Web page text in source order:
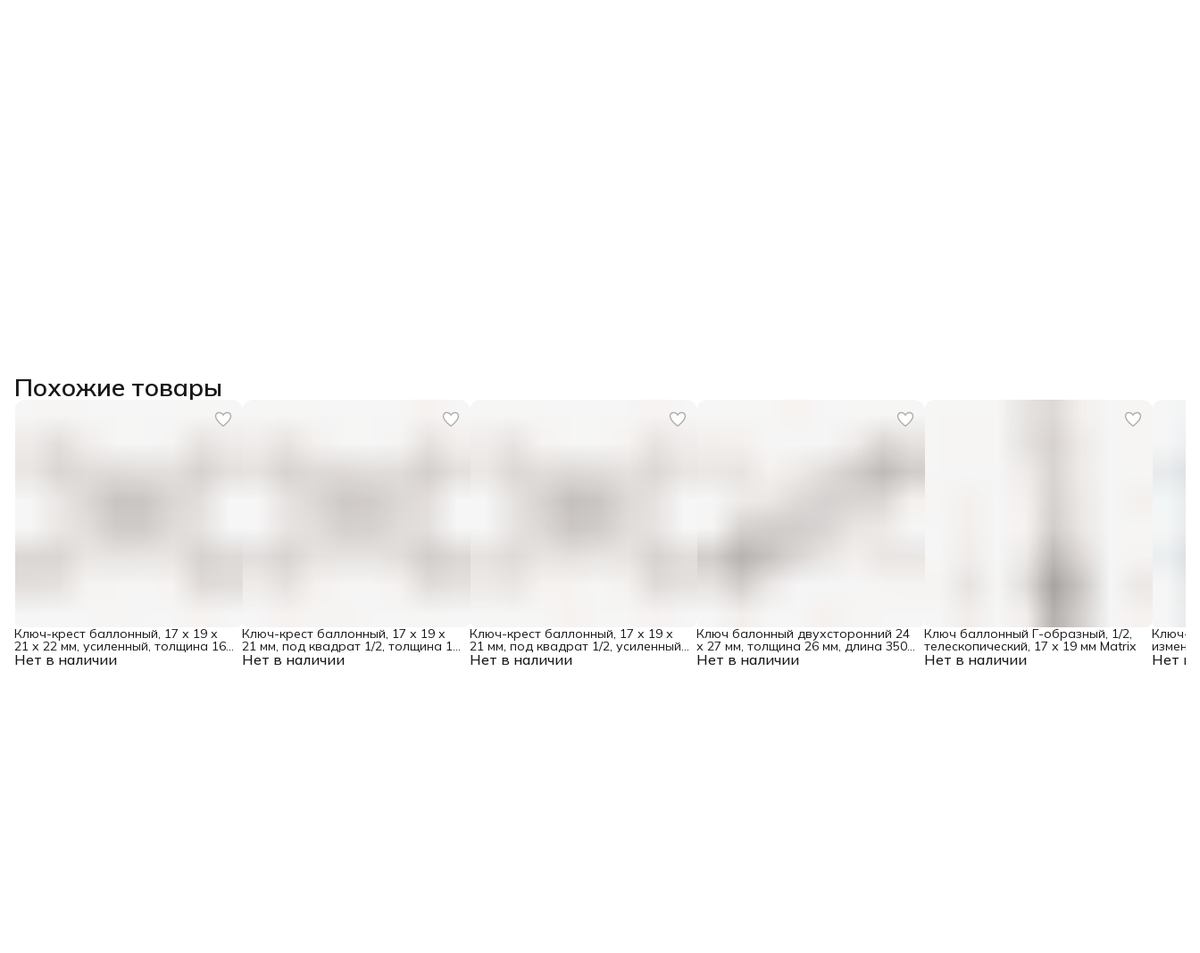
Похожие товары
Нет в наличии
Ключ-крест баллонный, 17 х 19 х
21 х 22 мм, усиленный, толщина 16
мм Matrix Professional Нет в наличии
Ключ-крест баллонный, 17 х 19 х
21 мм, под квадрат 1/2, толщина 16
мм Matrix Нет в наличии
Ключ-крест баллонный, 17 х 19 х
21 мм, под квадрат 1/2, усиленный,
толщина 16 мм Matrix Professional Нет в наличии
Ключ балонный двухсторонний 24
х 27 мм, толщина 26 мм, длина 350
мм Matrix Нет в наличии
Ключ баллонный Г-образный, 1/2,
телескопический, 17 х 19 мм Matrix
Нет в
Ключ-
мм, 21